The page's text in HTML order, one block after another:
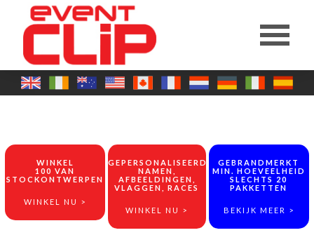
WINKEL
100 VAN
STOCKONTWERPEN
WINKEL NU >
GEPERSONALISEERDE
NAMEN,
AFBEELDINGEN,
VLAGGEN, RACES
WINKEL NU >
GEBRANDMERKT
MIN. HOEVEELHEID
SLECHTS 20
PAKKETTEN
BEKIJK MEER >